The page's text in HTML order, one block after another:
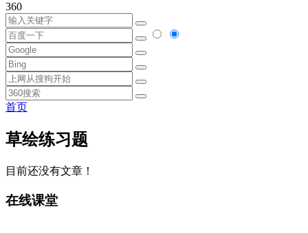
360
首页
草绘练习题
目前还没有文章！
在线课堂